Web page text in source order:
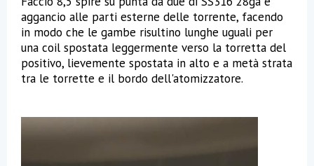
aggancio alle parti esterne delle torrente, facendo
in modo che le gambe risultino lunghe uguali per
una coil spostata leggermente verso la torretta del
positivo, lievemente spostata in alto e a metà strata
tra le torrette e il bordo dell'atomizzatore.